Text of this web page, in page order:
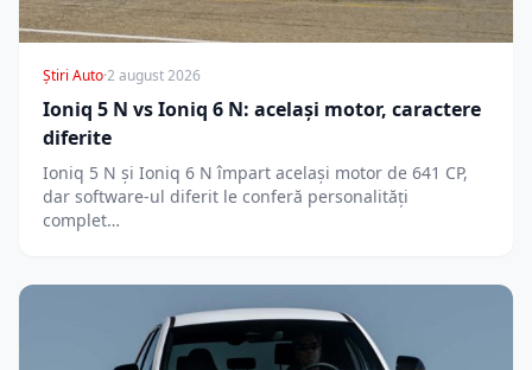
Știri Auto·2 august 2026
Ioniq 5 N vs Ioniq 6 N: același motor, caractere
diferite
Ioniq 5 N și Ioniq 6 N împart același motor de 641 CP,
dar software-ul diferit le conferă personalități
complet…